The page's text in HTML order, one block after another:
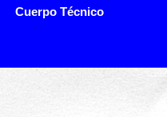
Cuerpo Técnico